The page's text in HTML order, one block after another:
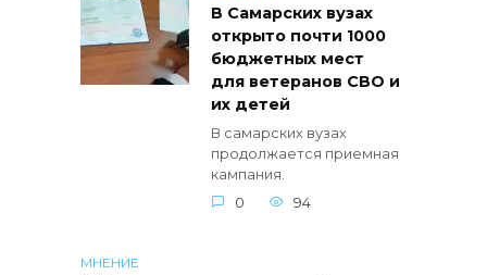
В Самарских вузах
открыто почти 1000
бюджетных мест
для ветеранов СВО и
их детей
В самарских вузах
продолжается приемная
кампания.
0
94
МНЕНИЕ